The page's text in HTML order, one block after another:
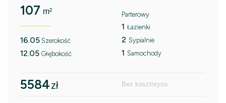
107 m²
16.05 Szerokość
12.05 Głębokość
Parterowy
1 Łazienki
2 Sypialnie
1 Samochody
5584zł Bez kosztorysu